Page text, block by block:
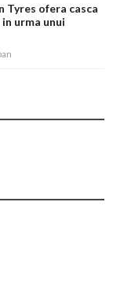
Tyres ofera casca
urma unui